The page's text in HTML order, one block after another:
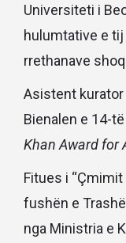
Universiteti i
hulumtative e
rrethanave
Asistent
Bienalen e 14-
Khan Award for
Fitues i
fushën e
nga Ministria e